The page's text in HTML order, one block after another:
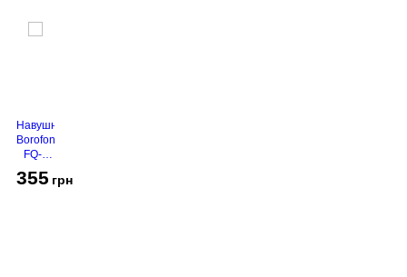
Навушники
Borofone
FQ-1
355 грн